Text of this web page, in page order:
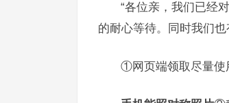
“各位亲，我们已经
的耐心等待。同时我们也
①网页端领取尽量使